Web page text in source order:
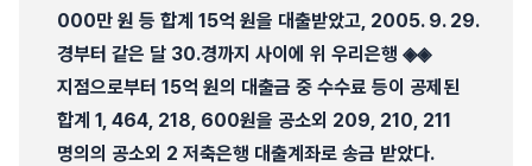
000만 원 등 합계 15억 원을 대출받았고, 2005. 9. 29.
경부터 같은 달 30.경까지 사이에 위 우리은행 ◈◈
지점으로부터 15억 원의 대출금 중 수수료 등이 공제된
합계 1, 464, 218, 600원을 공소외 209, 210, 211
명의의 공소외 2 저축은행 대출계좌로 송금 받았다.